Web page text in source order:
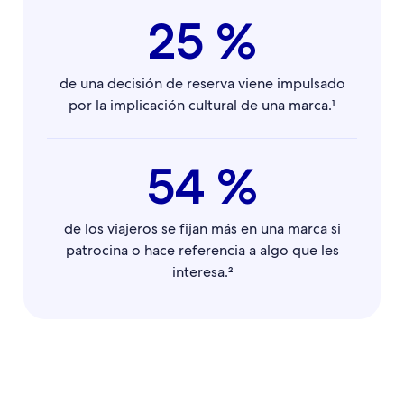
25 %
de una decisión de reserva viene impulsado
por la implicación cultural de una marca.¹
54 %
de los viajeros se fijan más en una marca si
patrocina o hace referencia a algo que les
interesa.²